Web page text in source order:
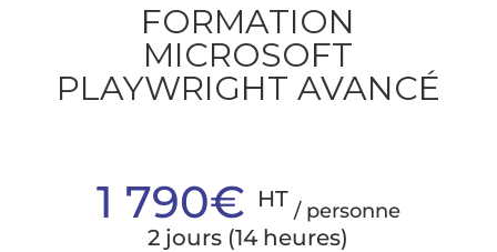
FORMATION
MICROSOFT
PLAYWRIGHT AVANCÉ
1 790€ HT / personne
2 jours (14 heures)